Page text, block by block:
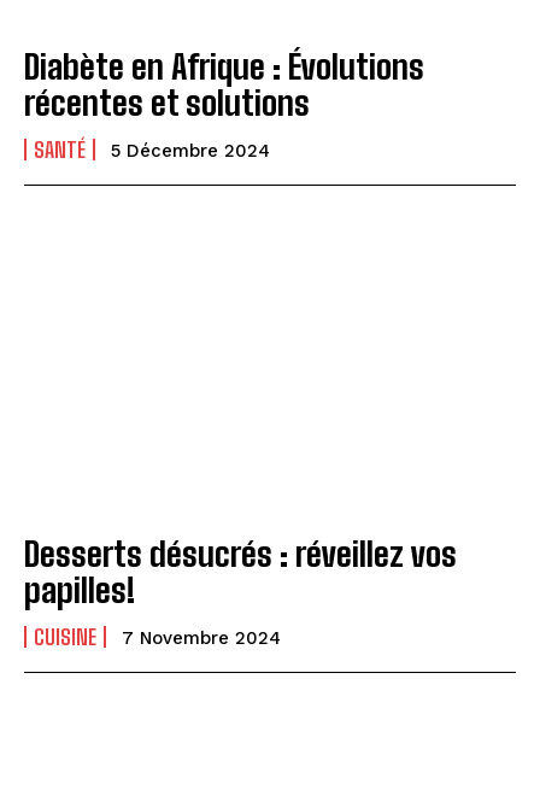
Diabète en Afrique : Évolutions
récentes et solutions
SANTÉ 5 Décembre 2024
Desserts désucrés : réveillez vos
papilles!
CUISINE 7 Novembre 2024